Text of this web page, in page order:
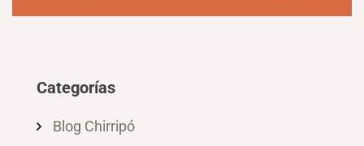
Categorías
Blog Chirripó